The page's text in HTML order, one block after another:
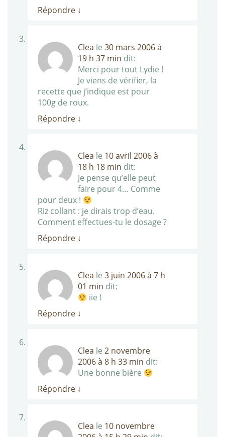
Répondre ↓
Clea le 30 mars 2006 à
19 h 37 min dit:
Merci pour tout Lydie !
Je viens de vérifier, la
recette que j’indique est pour
100g de roux.
Répondre ↓
Clea le 10 avril 2006 à
18 h 18 min dit:
Je pense qu’elle peut
faire pour 4… Comme
pour deux !
Riz collant : je dirais trop d’eau.
Comment effectues-tu le dosage ?
Répondre ↓
Clea le 3 juin 2006 à 7 h
01 min dit:
iie !
Répondre ↓
Clea le 2 novembre
2006 à 8 h 33 min dit:
Une bonne bière
Répondre ↓
Clea le 10 novembre